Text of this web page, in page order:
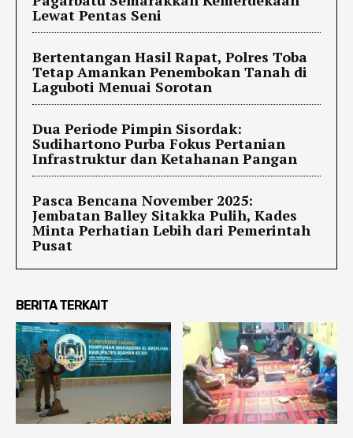
Lewat Pentas Seni
Bertentangan Hasil Rapat, Polres Toba
Tetap Amankan Penembokan Tanah di
Laguboti Menuai Sorotan
Dua Periode Pimpin Sisordak:
Sudihartono Purba Fokus Pertanian
Infrastruktur dan Ketahanan Pangan
Pasca Bencana November 2025:
Jembatan Balley Sitakka Pulih, Kades
Minta Perhatian Lebih dari Pemerintah
Pusat
BERITA TERKAIT